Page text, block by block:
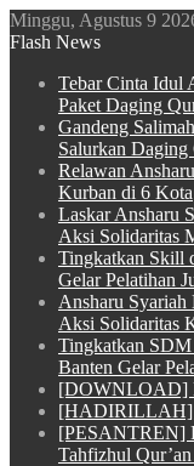
Minggu, Agustus 9
Flash News
Tebar Cinta Idul
Paket Daging
Gandeng
Salurkan
Relawan
Kurban di 6 Kota
Laskar Ansharu
Aksi Solidaritas
Tingkatkan Skill
Gelar Pelatihan
Ansharu Syariah
Aksi Solidaritas
Tingkatkan SDM
Banten Gelar
[DOWNLOAD]
[PESANTREN]
Tahfizhul